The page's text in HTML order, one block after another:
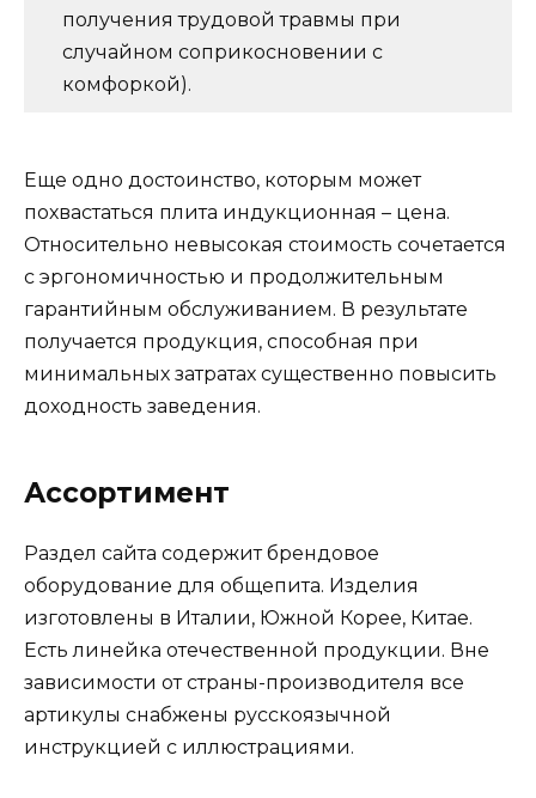
получения трудовой травмы при
случайном соприкосновении с
комфоркой).
Еще одно достоинство, которым может
похвастаться плита индукционная – цена.
Относительно невысокая стоимость сочетается
с эргономичностью и продолжительным
гарантийным обслуживанием. В результате
получается продукция, способная при
минимальных затратах существенно повысить
доходность заведения.
Ассортимент
Раздел сайта содержит брендовое
оборудование для общепита. Изделия
изготовлены в Италии, Южной Корее, Китае.
Есть линейка отечественной продукции. Вне
зависимости от страны-производителя все
артикулы снабжены русскоязычной
инструкцией с иллюстрациями.